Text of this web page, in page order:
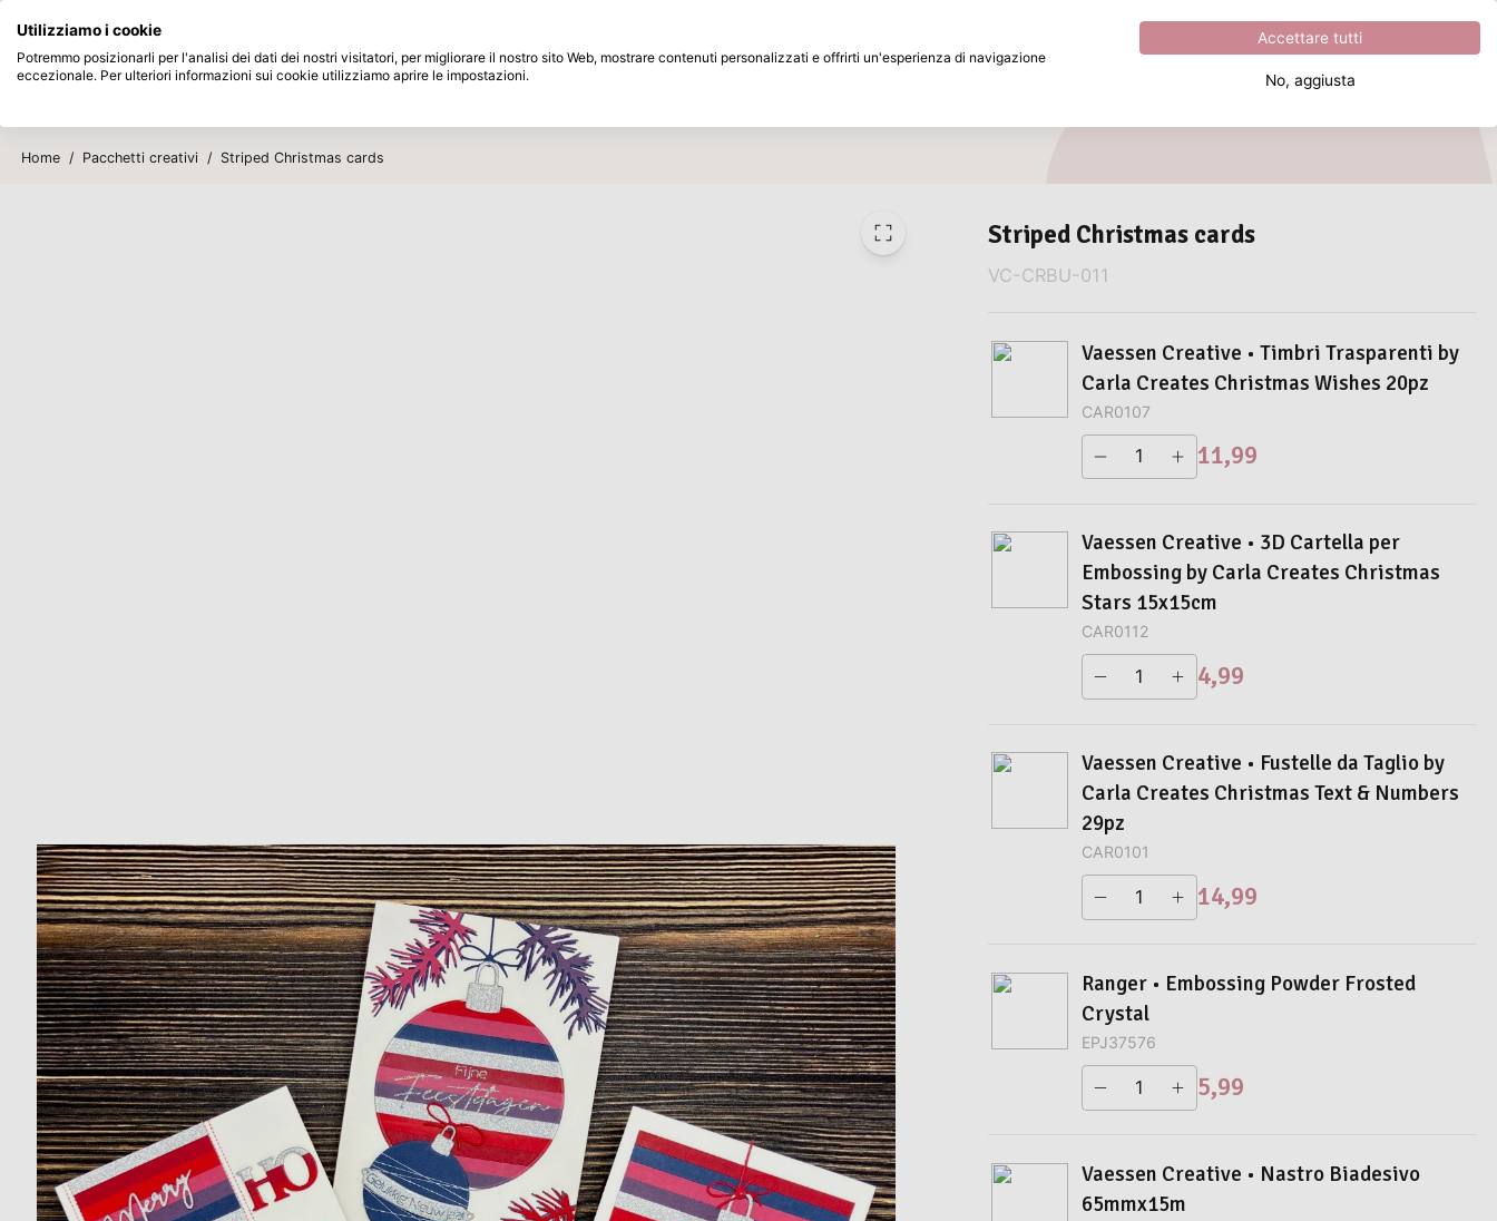
Passa al contenuto principale
Eccezionale 4.8su5
In arrivo
Home / Pacchetti creativi / Striped Christmas cards
Striped Christmas cards
VC-CRBU-011
Vaessen Creative • Timbri Trasparenti by
Carla Creates Christmas Wishes 20pz
CAR0107
11,99
Vaessen Creative • 3D Cartella per
Embossing by Carla Creates Christmas
Stars 15x15cm
CAR0112
4,99
Vaessen Creative • Fustelle da Taglio by
Carla Creates Christmas Text & Numbers
29pz
CAR0101
14,99
Ranger • Embossing Powder Frosted
Crystal
EPJ37576
5,99
Vaessen Creative • Nastro Biadesivo
65mmx15m
Utilizziamo i cookie
Potremmo posizionarli per l'analisi dei dati dei nostri visitatori, per migliorare il nostro sito Web, mostrare contenuti personalizzati e offrirti un'esperienza di navigazione
eccezionale. Per ulteriori informazioni sui cookie utilizziamo aprire le impostazioni.
Accettare tutti
No, aggiusta